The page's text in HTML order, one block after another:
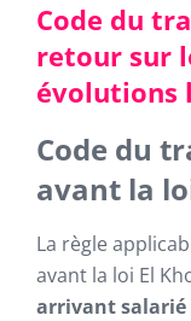
Code du
retour sur
évolutions
Code du
avant la
La règle
avant la loi El
arrivant salarié